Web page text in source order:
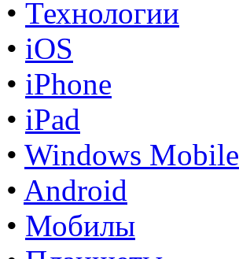
• Технологии
• iOS
• iPhone
• iPad
• Windows Mobile
• Android
• Мобилы